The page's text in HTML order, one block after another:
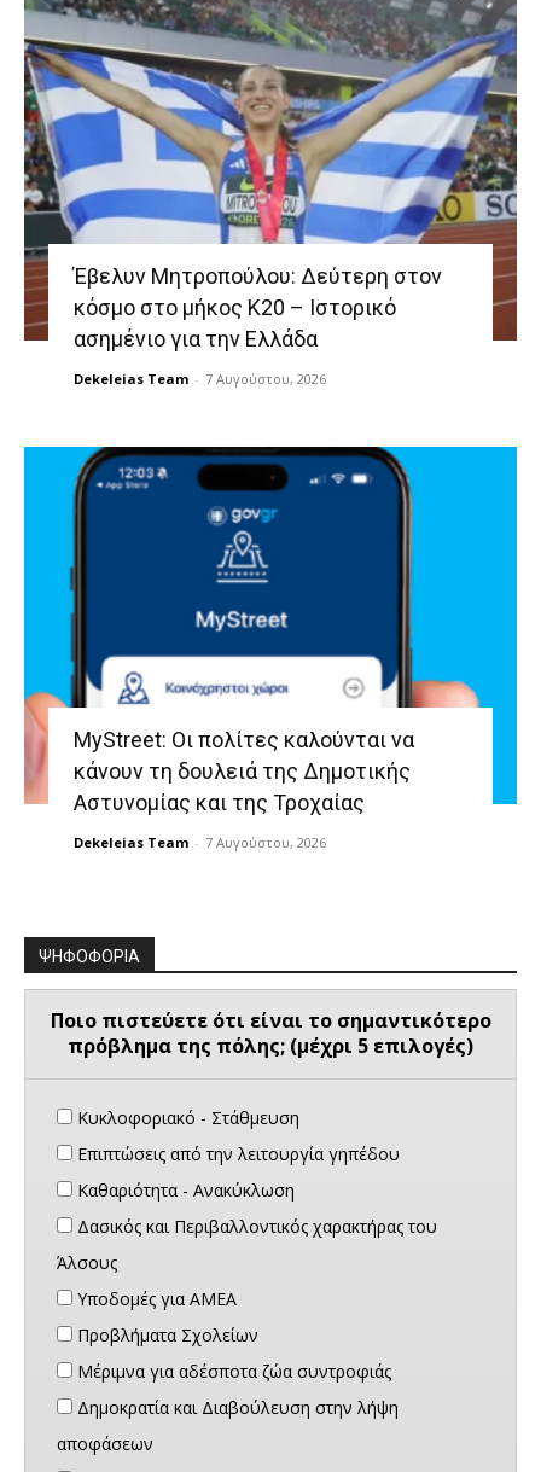
Έβελυν Μητροπούλου: Δεύτερη στον
κόσμο στο μήκος Κ20 – Ιστορικό
ασημένιο για την Ελλάδα
Dekeleias Team - 7 Αυγούστου, 2026
MyStreet: Οι πολίτες καλούνται να
κάνουν τη δουλειά της Δημοτικής
Αστυνομίας και της Τροχαίας
Dekeleias Team - 7 Αυγούστου, 2026
ΨΗΦΟΦΟΡΙΑ
Ποιο πιστεύετε ότι είναι το σημαντικότερο
πρόβλημα της πόλης; (μέχρι 5 επιλογές)
Κυκλοφοριακό - Στάθμευση
Επιπτώσεις από την λειτουργία γηπέδου
Καθαριότητα - Ανακύκλωση
Δασικός και Περιβαλλοντικός χαρακτήρας του
Άλσους
Υποδομές για ΑΜΕΑ
Προβλήματα Σχολείων
Μέριμνα για αδέσποτα ζώα συντροφιάς
Δημοκρατία και Διαβούλευση στην λήψη
αποφάσεων